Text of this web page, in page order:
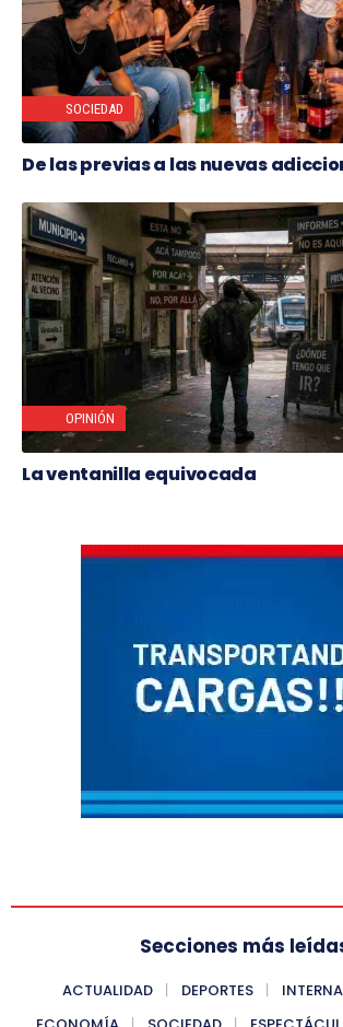
SOCIEDAD
De las previas a las nuevas
OPINIÓN
La ventanilla equivocada
Secciones más
ACTUALIDAD DEPORTES